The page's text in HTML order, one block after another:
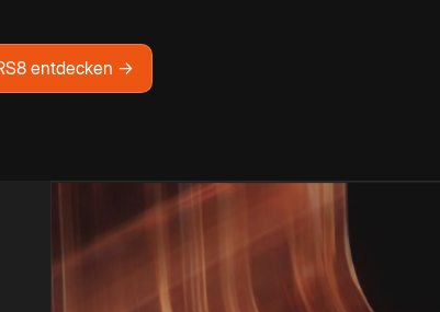
entdecken →